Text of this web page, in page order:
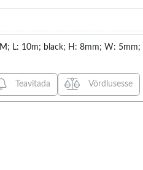
L: 10m; black; H: 8mm; W: 5mm;
Teavitada Võrdlusesse